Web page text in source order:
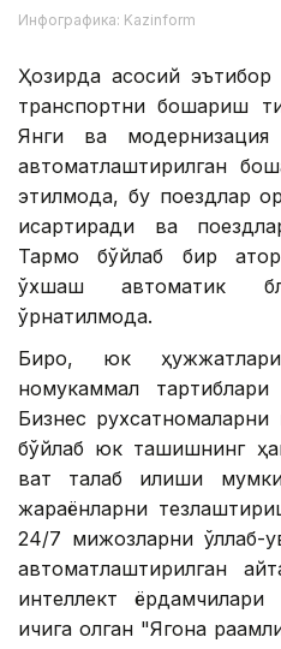
Инфографика: Kazinform
Ҳозирда асосий эътибор
транспортни бошқариш
Янги ва модернизация
автоматлаштирилган
этилмоқда, бу поездлар
қисқартиради ва
Тармоқ бўйлаб бир
ўхшаш автоматик
ўрнатилмоқда.
Бироқ, юк
номукаммал тартиблари
Бизнес
бўйлаб юк ташишнинг
вақт талаб қилиши
жараёнларни
24/7 мижозларни қўллаб-
автоматлаштирилган
интеллект
ичига олган "Ягона